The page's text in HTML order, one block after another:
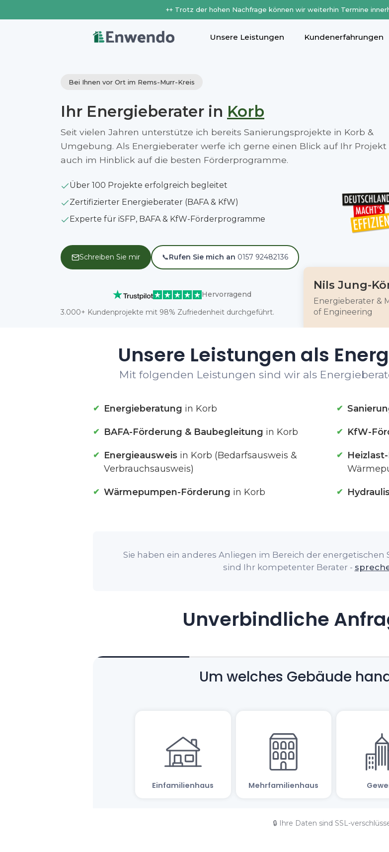
++ Trotz der hohen Nachfrage können wir weiterhin Termine
Unsere Leistungen Kundenerfahrungen
Bei Ihnen vor Ort im Rems-Murr-Kreis
Ihr Energieberater in Korb
Seit vielen Jahren unterstütze ich bereits Sanierungsprojekte in Korb &
Umgebung. Als Energieberater werfe ich gerne einen Blick auf Ihr Projekt
auch im Hinblick auf die besten Förderprogramme.
Über 100 Projekte erfolgreich begleitet
Zertifizierter Energieberater (BAFA & KfW)
Experte für iSFP, BAFA & KfW-Förderprogramme
Schreiben Sie mir 📞Rufen Sie mich an 0157 92482136
Hervorragend
3.000+ Kundenprojekte mit 98% Zufriedenheit durchgeführt.
Nils Jung-
Energieberater &
of Engineering
Unsere Leistungen als
Mit folgenden Leistungen sind wir als
Energieberatung in Korb
BAFA-Förderung & Baubegleitung in Korb KfW-
Energieausweis in Korb (Bedarfsausweis &
Verbrauchsausweis)
Wärmepumpen-Förderung in Korb
Sie haben ein anderes Anliegen im Bereich der
sind Ihr kompetenter Berater -
Unverbindliche
🔒 Ihre Daten sind SSL-